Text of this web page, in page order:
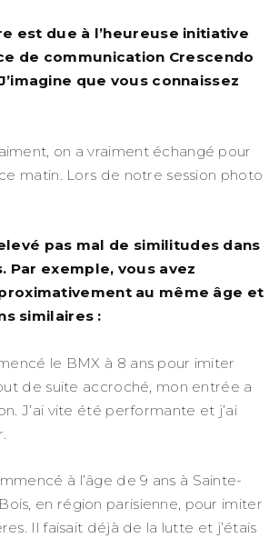
est due à l’heureuse initiative
de communication Crescendo
que vous connaissez
on a vraiment échangé pour
matin. Lors de notre session photo
pas mal de similitudes dans
Par exemple, vous avez
au même âge et
similaires :
le BMX à 8 ans pour imiter
de suite accroché, mon entrée a
J’ai vite été performante et j’ai
à l’âge de 9 ans à Sainte-
en région parisienne, pour imiter
Il faisait déjà de la lutte et j’étais